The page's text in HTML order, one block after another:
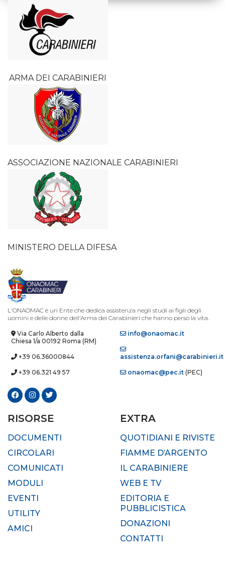
ARMA DEI CARABINIERI
ASSOCIAZIONE NAZIONALE CARABINIERI
MINISTERO DELLA DIFESA
L'ONAOMAC è un Ente che dedica assistenza negli studi ai figli degli
uomini e delle donne dell'Arma dei Carabinieri che hanno perso la vita.
Via Carlo Alberto dalla
Chiesa 1/a 00192 Roma (RM)
+39 06.36000844
+39 06.321 49 57
info@onaomac.it
assistenza.orfani@carabinieri.it
onaomac@pec.it (PEC)
RISORSE
DOCUMENTI
CIRCOLARI
COMUNICATI
MODULI
EVENTI
UTILITY
AMICI
EXTRA
QUOTIDIANI E RIVISTE
FIAMME D’ARGENTO
IL CARABINIERE
WEB E TV
EDITORIA E
PUBBLICISTICA
DONAZIONI
CONTATTI